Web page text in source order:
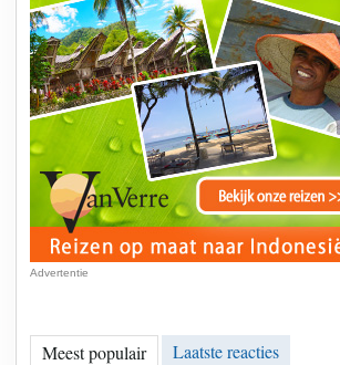
Advertentie
Meest populair Laatste reacties